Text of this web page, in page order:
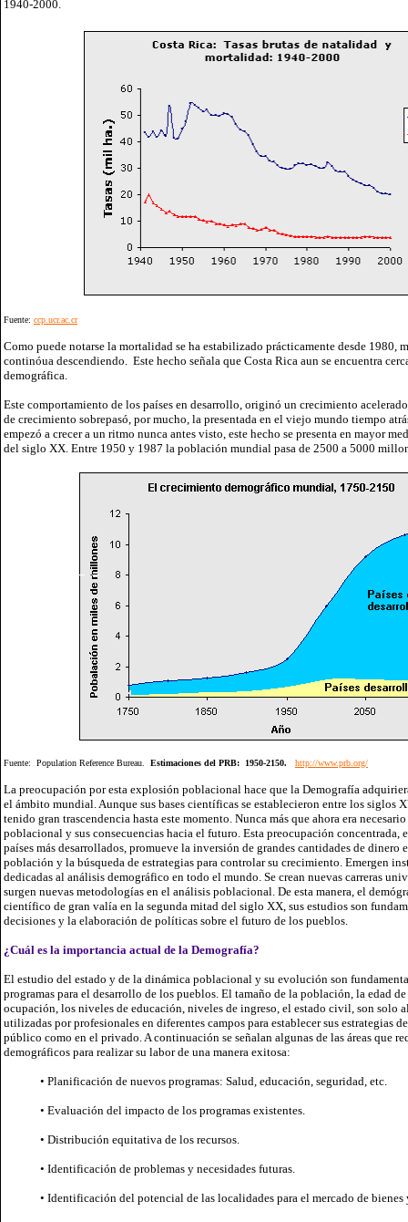
1940-2000.
Fuente: ccp.ucr.ac.cr
Como puede notarse la mortalidad se ha estabilizado prácticamente desde 1980,
continóua descendiendo. Este hecho señala que Costa Rica aun se encuentra
demográfica.
Este comportamiento de los países en desarrollo, originó un crecimiento
de crecimiento sobrepasó, por mucho, la presentada en el viejo mundo tiempo
empezó a crecer a un ritmo nunca antes visto, este hecho se presenta en mayor
del siglo XX. Entre 1950 y 1987 la población mundial pasa de 2500 a 5000
Fuente: Population Reference Bureau. Estimaciones del PRB: 1950-2150. http://www.prb.org/
La preocupación por esta explosión poblacional hace que la Demografía
el ámbito mundial. Aunque sus bases científicas se establecieron entre los siglos
tenido gran trascendencia hasta este momento. Nunca más que ahora era
poblacional y sus consecuencias hacia el futuro. Esta preocupación concentrada,
países más desarrollados, promueve la inversión de grandes cantidades de dinero
población y la búsqueda de estrategias para controlar su crecimiento. Emergen
dedicadas al análisis demográfico en todo el mundo. Se crean nuevas carreras
surgen nuevas metodologías en el análisis poblacional. De esta manera, el
científico de gran valía en la segunda mitad del siglo XX, sus estudios son
decisiones y la elaboración de políticas sobre el futuro de los pueblos.
¿Cuál es la importancia actual de la Demografía?
El estudio del estado y de la dinámica poblacional y su evolución son
programas para el desarrollo de los pueblos. El tamaño de la población, la edad
ocupación, los niveles de educación, niveles de ingreso, el estado civil, son solo
utilizadas por profesionales en diferentes campos para establecer sus estrategias
público como en el privado. A continuación se señalan algunas de las áreas que
demográficos para realizar su labor de una manera exitosa:
• Planificación de nuevos programas: Salud, educación, seguridad, etc.
• Evaluación del impacto de los programas existentes.
• Distribución equitativa de los recursos.
• Identificación de problemas y necesidades futuras.
• Identificación del potencial de las localidades para el mercado de bienes